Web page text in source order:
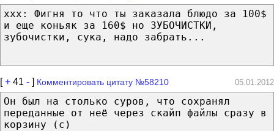
xxx: Фигня то что ты заказала блюдо за 100$
и еще коньяк за 160$ но ЗУБОЧИСТКИ,
зубочистки, сука, надо забрать...
[+ 41 - ] Комментировать цитату №58210 05.01.2012
Он был на столько суров, что сохранял
переданные от неё через скайп файлы сразу в
корзину (с)